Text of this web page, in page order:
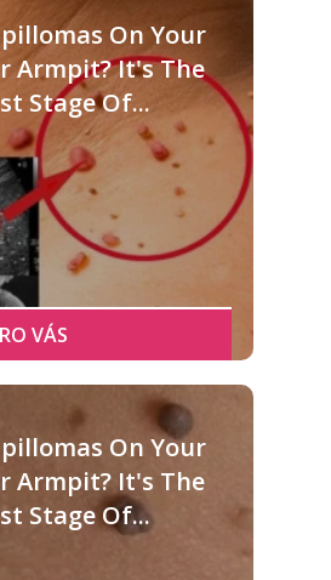
On Your
Armpit? It's The
Stage Of...
On Your
Armpit? It's The
Stage Of...